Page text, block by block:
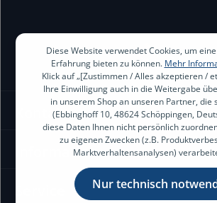
Kontakt
Information
Diese Website verwendet Cookies, um
Erfahrung bieten zu können. Mehr
Klick auf „[Zustimmen / Alles akzeptieren /
Ihre Einwilligung auch in die Weitergabe
in unserem Shop an unseren Partner, die
(Ebbinghoff 10, 48624 Schöppingen,
diese Daten Ihnen nicht persönlich
zu eigenen Zwecken (z.B.
Marktverhaltensanalysen)
Nur technisch